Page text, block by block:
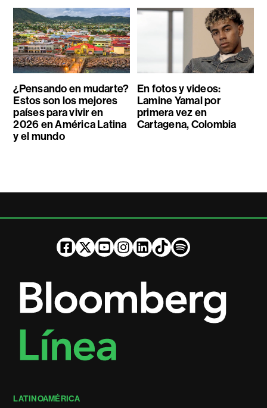
¿Pensando en mudarte?
Estos son los mejores
países para vivir en
2026 en América Latina
y el mundo
En fotos y videos:
Lamine Yamal por
primera vez en
Cartagena, Colombia
LATINOAMÉRICA